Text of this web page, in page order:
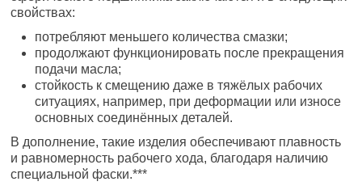
свойствах:
потребляют меньшего количества смазки;
продолжают функционировать после прекращения
подачи масла;
стойкость к смещению даже в тяжёлых рабочих
ситуациях, например, при деформации или износе
основных соединённых деталей.
В дополнение, такие изделия обеспечивают плавность
и равномерность рабочего хода, благодаря наличию
специальной фаски.***